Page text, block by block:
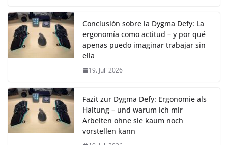
Conclusión sobre la Dygma Defy: La
ergonomía como actitud – y por qué
apenas puedo imaginar trabajar sin
ella
19. Juli 2026
Fazit zur Dygma Defy: Ergonomie als
Haltung – und warum ich mir
Arbeiten ohne sie kaum noch
vorstellen kann